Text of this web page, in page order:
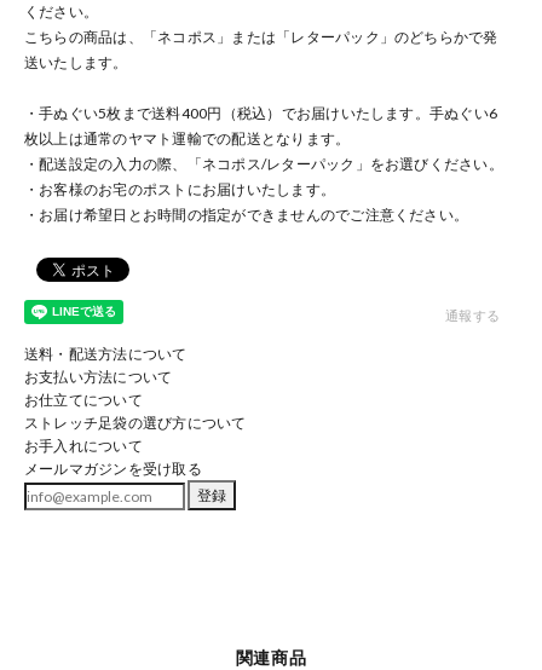
ください。
こちらの商品は、「ネコポス」または「レターパック」のどちらかで発
送いたします。
・手ぬぐい5枚まで送料400円（税込）でお届けいたします。手ぬぐい6
枚以上は通常のヤマト運輸での配送となります。
・配送設定の入力の際、「ネコポス/レターパック」をお選びください。
・お客様のお宅のポストにお届けいたします。
・お届け希望日とお時間の指定ができませんのでご注意ください。
通報する
送料・配送方法について
お支払い方法について
お仕立てについて
ストレッチ足袋の選び方について
お手入れについて
メールマガジンを受け取る
登録
関連商品